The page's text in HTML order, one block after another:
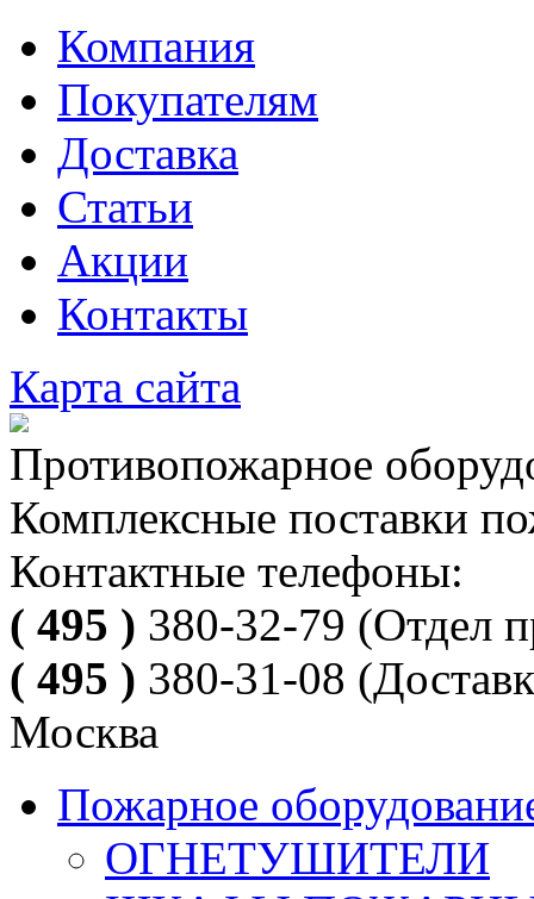
Компания
Покупателям
Доставка
Статьи
Акции
Контакты
Карта сайта
Противопожарное
Комплексные поставки
Контактные телефоны:
( 495 ) 380-32-79 (Отдел
( 495 ) 380-31-08
Москва
Пожарное
ОГНЕТУШИТЕЛИ